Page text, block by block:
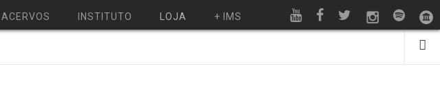
ACERVOS INSTITUTO LOJA + IMS